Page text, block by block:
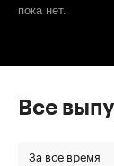
пока нет.
Все
За все время